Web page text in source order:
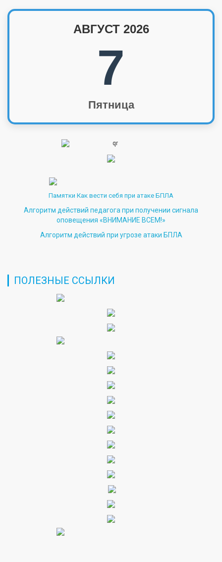
АВГУСТ 2026
7
Пятница
Памятки Как вести себя при атаке БПЛА
Алгоритм действий педагога при получении сигнала
оповещения «ВНИМАНИЕ ВСЕМ!»
Алгоритм действий при угрозе атаки БПЛА
ПОЛЕЗНЫЕ ССЫЛКИ